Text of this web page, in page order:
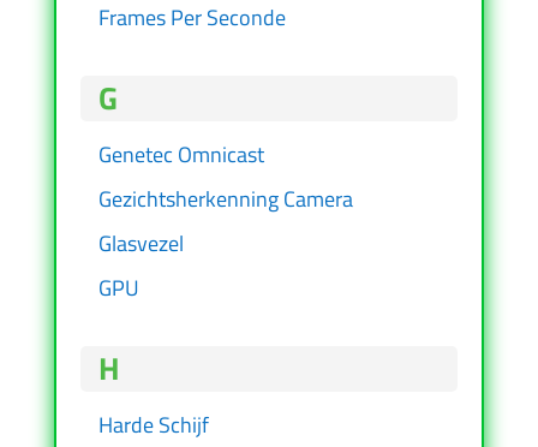
Frames Per Seconde
G
Genetec Omnicast
Gezichtsherkenning Camera
Glasvezel
GPU
H
Harde Schijf